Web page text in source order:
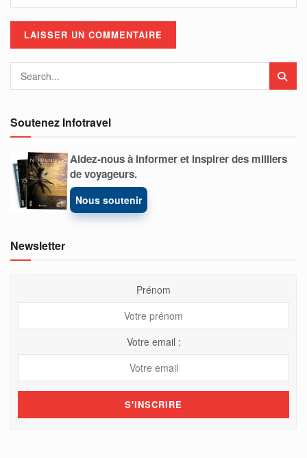
Soutenez Infotravel
Aidez-nous à informer et inspirer des milliers
de voyageurs.
Nous soutenir
Newsletter
Prénom
Votre email :